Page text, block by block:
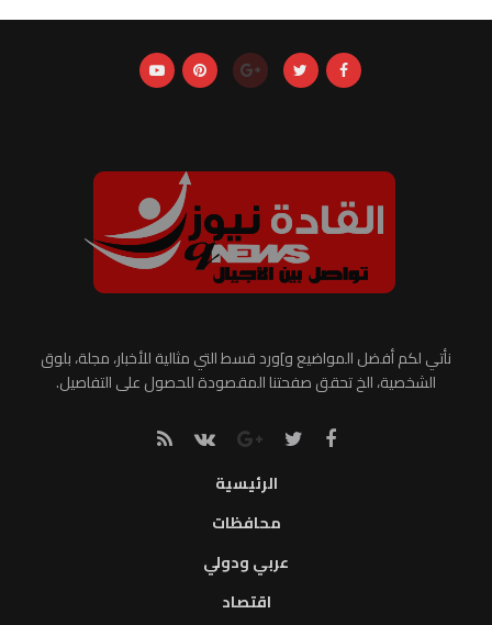
نأتي لكم أفضل المواضيع و]ورد قسط التي مثالية للأخبار، مجلة، بلوق
الشخصية، الخ تحقق صفحتنا المقصودة للحصول على التفاصيل.
الرئيسية
محافظات
عربي ودولي
اقتصاد